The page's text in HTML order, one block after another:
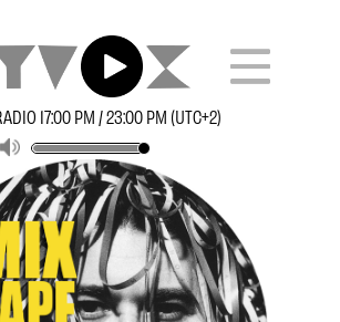
17:00 PM / 23:00 PM (UTC+2)